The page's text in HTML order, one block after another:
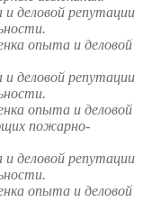
деловой репутации
опыта и деловой
деловой репутации
опыта и деловой
пожарно-
деловой репутации
опыта и деловой